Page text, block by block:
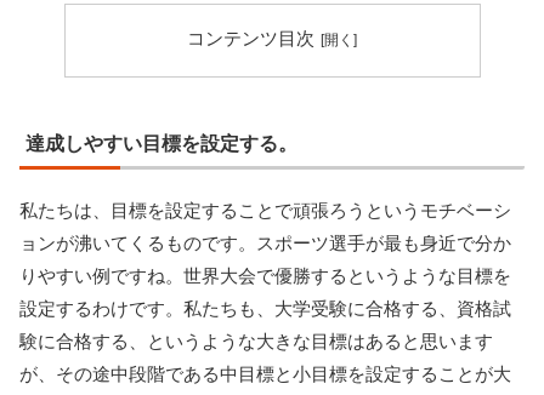
コンテンツ目次
達成しやすい目標を設定する。
私たちは、目標を設定することで頑張ろうというモチベーシ
ョンが沸いてくるものです。スポーツ選手が最も身近で分か
りやすい例ですね。世界大会で優勝するというような目標を
設定するわけです。私たちも、大学受験に合格する、資格試
験に合格する、というような大きな目標はあると思います
が、その途中段階である中目標と小目標を設定することが大